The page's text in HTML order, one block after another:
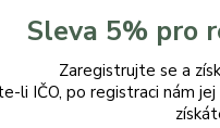
Miska
Sleva 5% pro
Zaregistrujte se a
li IČO, po registraci nám